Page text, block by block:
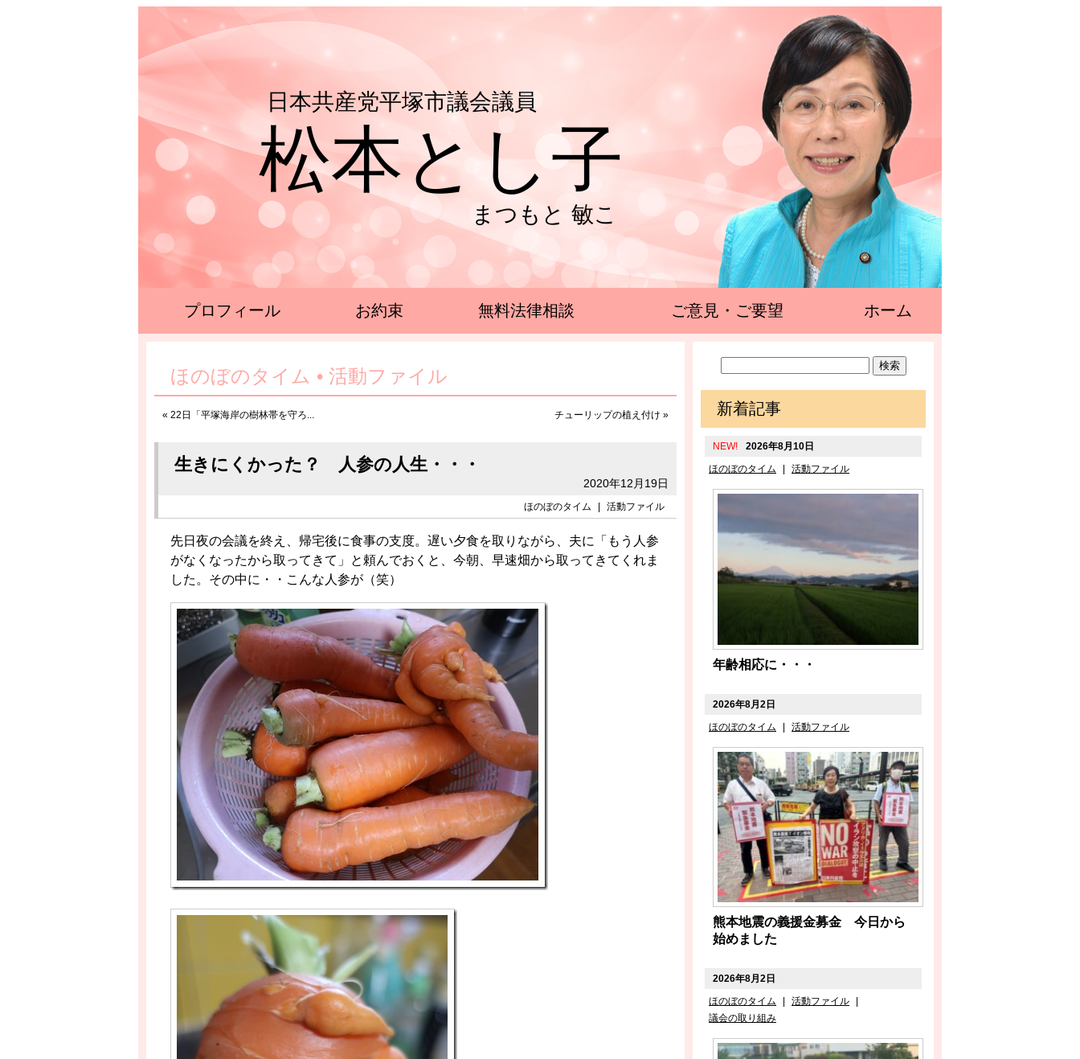
松本とし子
まつもと 敏こ
日本共産党平塚市議会議員
プロフィール お約束 無料法律相談 ご意見・ご要望 ホーム
ほのぼのタイム • 活動ファイル
« 22日「平塚海岸の樹林帯を守ろ... チューリップの植え付け »
生きにくかった？ 人参の人生・・・
2020年12月19日
ほのぼのタイム 活動ファイル
先日夜の会議を終え、帰宅後に食事の支度。遅い夕食を取りながら、夫に「もう人参
がなくなったから取ってきて」と頼んでおくと、今朝、早速畑から取ってきてくれま
した。その中に・・こんな人参が（笑）
新着記事
NEW!
2026年8月10日
ほのぼのタイム
活動ファイル
年齢相応に・・・
2026年8月2日
ほのぼのタイム
| 活動ファイル
熊本地震の義援金募金 今日から
始めました
2026年8月2日
ほのぼのタイム
活動ファイル
議会の取り組み